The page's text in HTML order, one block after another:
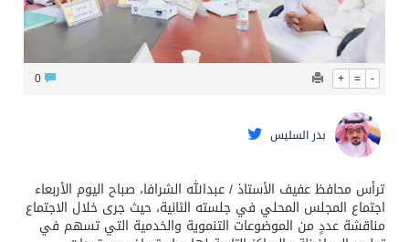
+ = -
بدر السليس
ترأس محافظ عفيف الأستاذ / عبدالله الشرافا، صباح اليوم الأربعاء
اجتماع المجلس المحلي في جلسته الثانية، حيث جرى خلال الاجتماع
مناقشة عددٍ من الموضوعات التنموية والخدمية التي تسهم في